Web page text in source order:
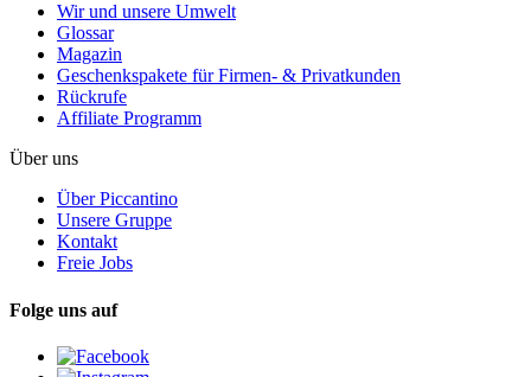
Wir und unsere Umwelt
Glossar
Magazin
Geschenkspakete für Firmen- & Privatkunden
Rückrufe
Affiliate Programm
Über uns
Über Piccantino
Unsere Gruppe
Kontakt
Freie Jobs
Folge uns auf